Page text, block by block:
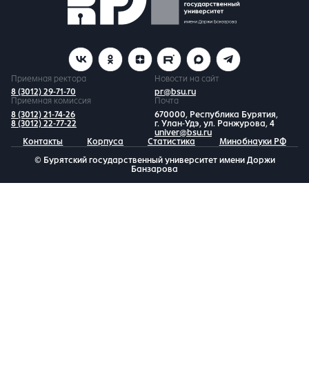
Приемная ректора
8 (3012) 29-71-70
Новости на сайт
pr@bsu.ru
Приемная комиссия
8 (3012) 21-74-26
8 (3012) 22-77-22
Почта
670000, Республика Бурятия,
г. Улан-Удэ, ул. Ранжурова, 4
univer@bsu.ru
Контакты
Корпуса Статистика Минобнауки РФ
© Бурятский государственный университет имени Доржи
Банзарова